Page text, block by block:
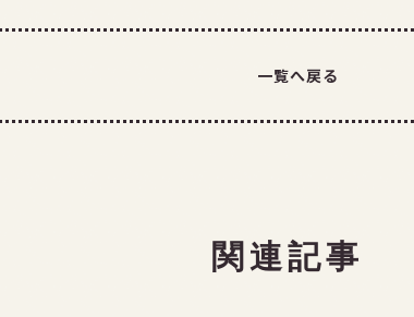
一覧へ戻る
関連記事